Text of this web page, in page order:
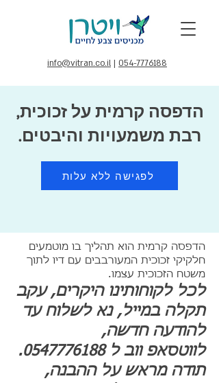
info@vitran.co.il | 054-7776188
הדפסה קרמית על זכוכית,
רבת משמעויות והיבטים.
לפגישה ללא עלות
הדפסה קרמית הוא תהליך בו מוטמעים
חלקיקי זכוכית המעורבבים עם דיו לתוך
משטח הזכוכית עצמו.
לכל לקוחותינו היקרים, עקב
תקלה במייל, נא לשלוח עד
להודעה חדשה,
לווטסאפ ווב ל0547776188
.
תודה מראש על ההבנה,